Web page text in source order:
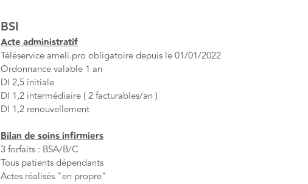
BSI
Acte administratif
Téléservice ameli.pro obligatoire depuis le 01/01/2022
Ordonnance valable 1 an
DI 2,5 initiale
DI 1,2 intermédiaire ( 2 facturables/an )
DI 1,2 renouvellement
Bilan de soins infirmiers
3 forfaits : BSA/B/C
Tous patients dépendants
Actes réalisés "en propre"